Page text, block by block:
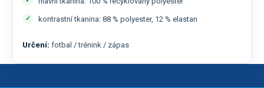
kontrastní tkanina: 88 % polyester, 12 % elastan
Určení: fotbal / trénink / zápas